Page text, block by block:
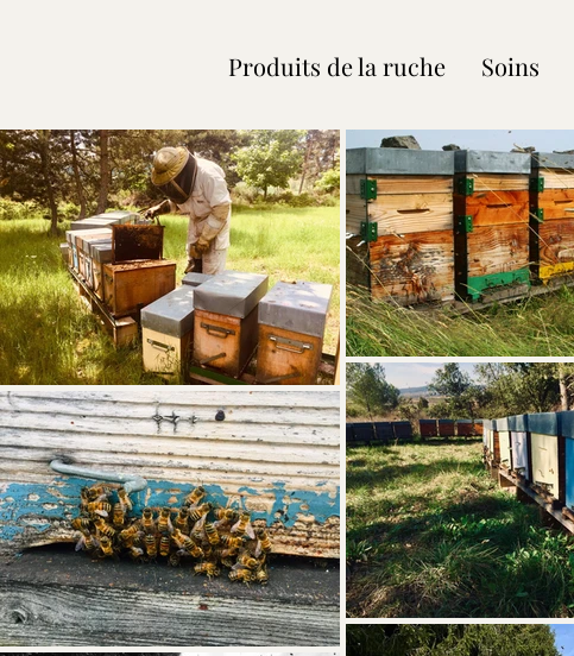
Produits de la ruche Soins